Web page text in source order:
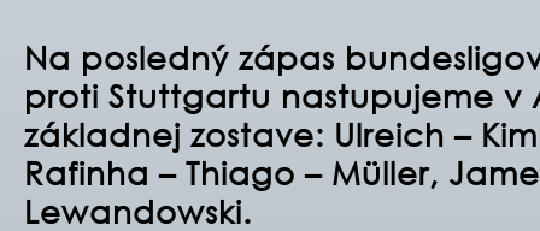
Na posledný zápas
proti Stuttgartu nastupujeme v
základnej zostave: Ulreich –
Rafinha – Thiago – Müller,
Lewandowski.